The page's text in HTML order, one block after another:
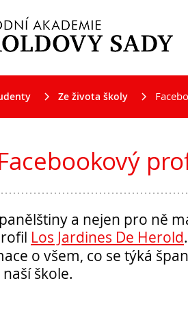
Ze života školy
a nejen pro ně
Los Jardines De Herold
o všem, co se týká
škole.